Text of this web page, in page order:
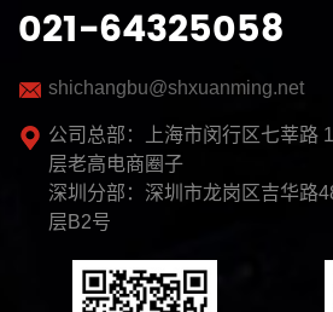
021-64325058
shichangbu@shxuanming.net
公司总部：上海市闵行区七莘路
层老高电商圈子
深圳分部：深圳市龙岗区吉华路
层B2号